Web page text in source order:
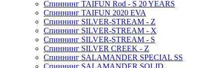
Спиннинг TAIFUN Rod - S 20 YEARS
Спиннинг TAIFUN 2020 EVA
Спиннинг SILVER-STREAM - Z
Спиннинг SILVER-STREAM - X
Спиннинг SILVER-STREAM - S
Спиннинг SILVER CREEK - Z
Спиннинг SALAMANDER SPECIAL SS
Спиннинг SALAMANDER SOLID